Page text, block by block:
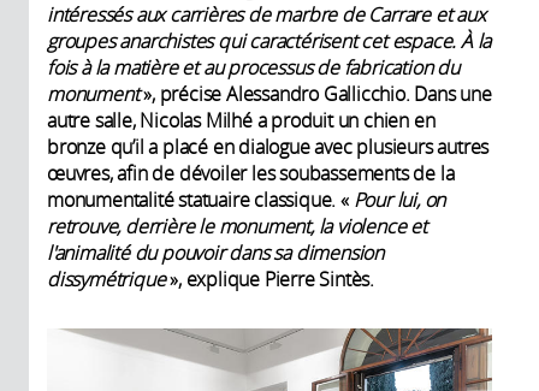
intéressés aux carrières de marbre de Carrare et aux
groupes anarchistes qui caractérisent cet espace. À la
fois à la matière et au processus de fabrication du
monument», précise Alessandro Gallicchio. Dans une
autre salle, Nicolas Milhé a produit un chien en
bronze qu’il a placé en dialogue avec plusieurs autres
œuvres, afin de dévoiler les soubassements de la
monumentalité statuaire classique. « Pour lui, on
retrouve, derrière le monument, la violence et
l'animalité du pouvoir dans sa dimension
dissymétrique», explique Pierre Sintès.